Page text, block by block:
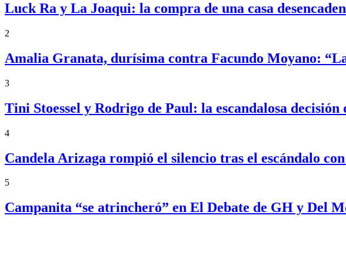
Luck Ra y La Joaqui: la compra de una casa
2
Amalia Granata, durísima contra Facundo Moyano:
3
Tini Stoessel y Rodrigo de Paul: la escandalosa
4
Candela Arizaga rompió el silencio tras el escándalo
5
Campanita “se atrincheró” en El Debate de GH y Del